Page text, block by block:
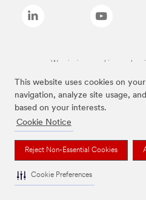
This website uses cookies on
navigation, analyze site usage,
based on your interests.
Cookie Notice
Reject Non-Essential Cookies
Cookie Preferences
Wymienione marki są